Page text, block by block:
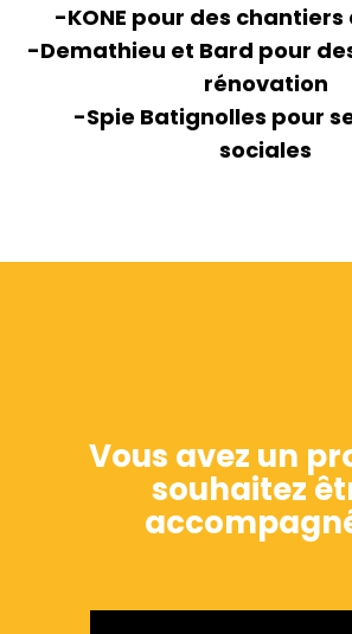
-KONE pour des
-Demathieu et Bard pour
rénovation
-Spie Batignolles pour
sociales
Vous avez un
souhaitez